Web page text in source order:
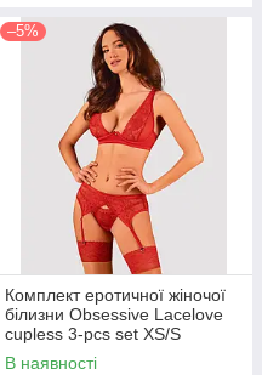
–5%
Комплект еротичної жіночої
білизни Obsessive Lacelove
cupless 3-pcs set XS/S
В наявності